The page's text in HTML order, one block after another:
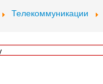
Телекоммуникации